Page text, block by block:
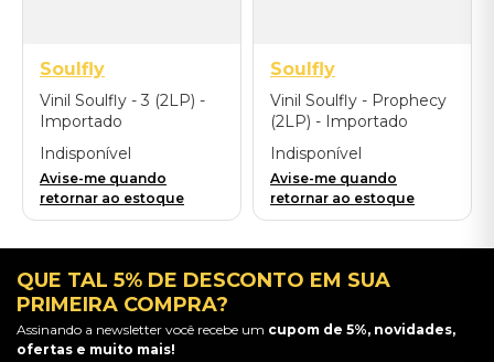
Soulfly
Vinil Soulfly - 3 (2LP) -
Importado
Indisponível
Avise-me quando
retornar ao estoque
Soulfly
Vinil Soulfly - Prophecy
(2LP) - Importado
Indisponível
Avise-me quando
retornar ao estoque
QUE TAL 5% DE DESCONTO EM SUA
PRIMEIRA COMPRA?
Assinando a newsletter você recebe um cupom de 5%, novidades,
ofertas e muito mais!